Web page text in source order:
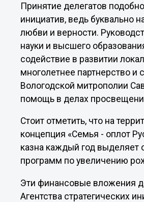
Принятие делегатов
инициатив, ведь буквально
любви и верности.
науки и высшего
содействие в развитии
многолетнее партнерство и
Вологодской митрополии
помощь в делах
Стоит отметить, что на
концепция «Семья - оплот
казна каждый год
программ по увеличению
Эти финансовые вложения
Агентства стратегических